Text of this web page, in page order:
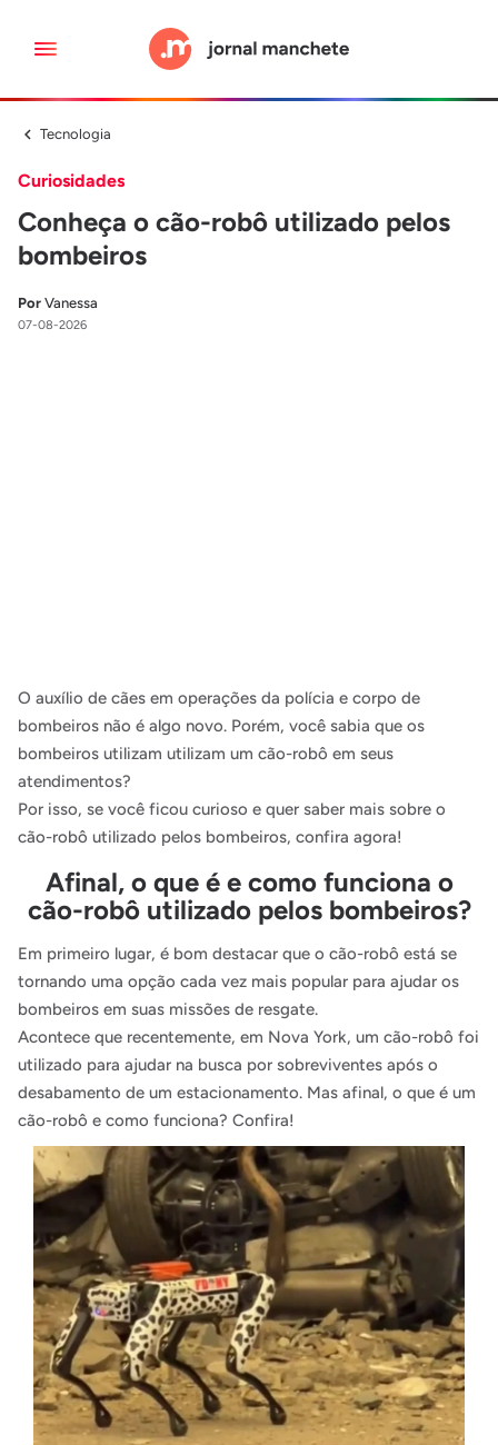
Tecnologia
Curiosidades
Conheça o cão-robô utilizado pelos
bombeiros
Por Vanessa
07-08-2026
O auxílio de cães em operações da polícia e corpo de
bombeiros não é algo novo. Porém, você sabia que os
bombeiros utilizam utilizam um cão-robô em seus
atendimentos?
Por isso, se você ficou curioso e quer saber mais sobre o
cão-robô utilizado pelos bombeiros, confira agora!
Afinal, o que é e como funciona o
cão-robô utilizado pelos bombeiros?
Em primeiro lugar, é bom destacar que o cão-robô está se
tornando uma opção cada vez mais popular para ajudar os
bombeiros em suas missões de resgate.
Acontece que recentemente, em Nova York, um cão-robô foi
utilizado para ajudar na busca por sobreviventes após o
desabamento de um estacionamento. Mas afinal, o que é um
cão-robô e como funciona? Confira!